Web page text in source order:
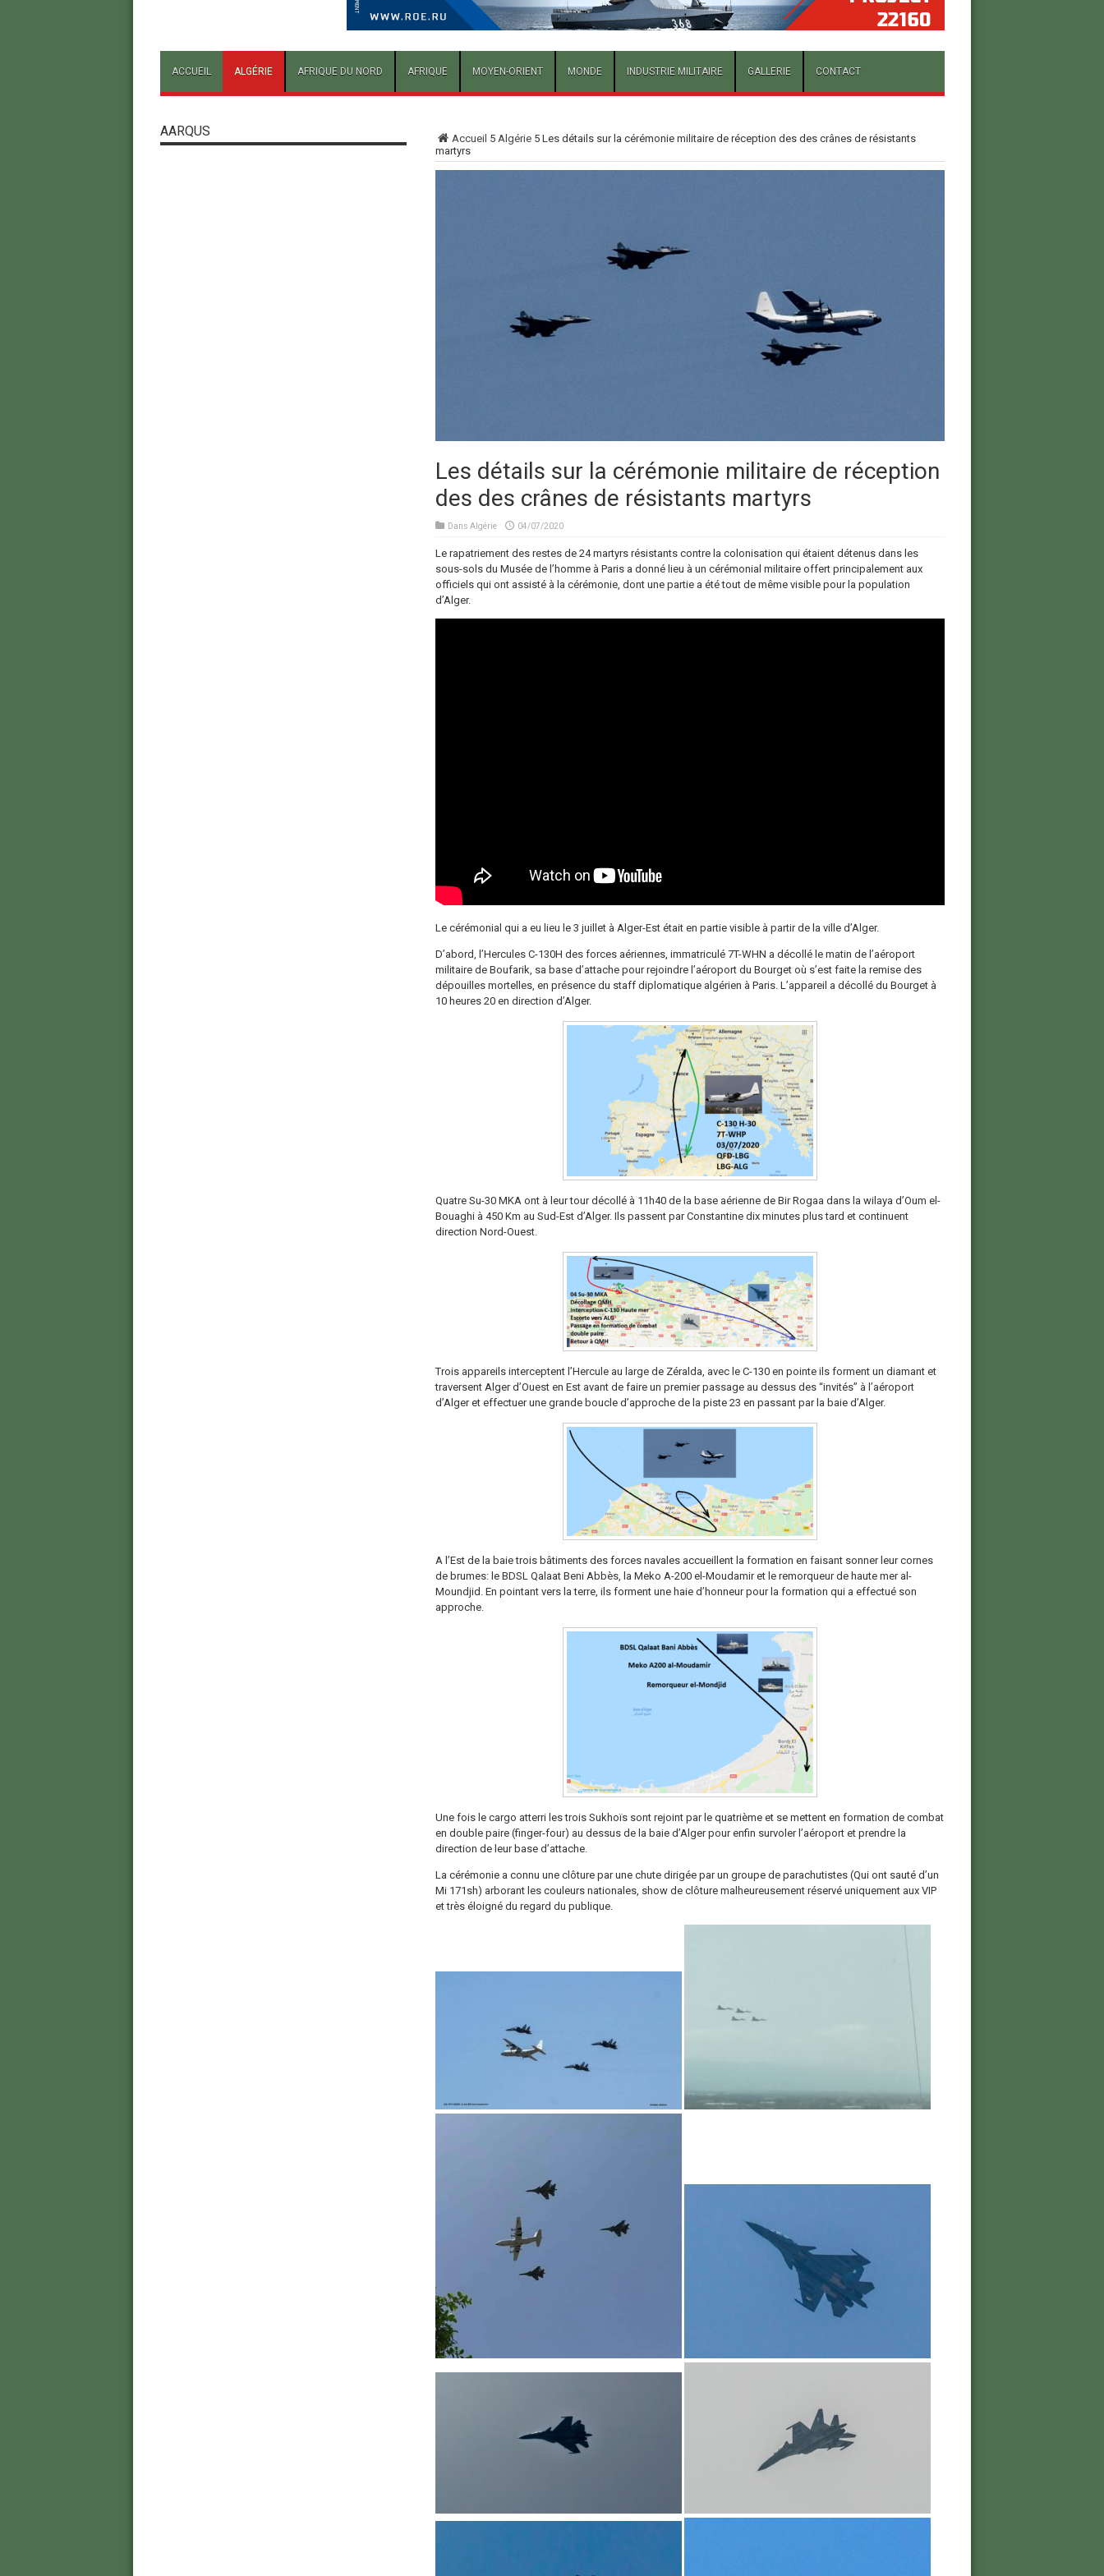
ACCUEIL ALGÉRIE AFRIQUE DU NORD AFRIQUE MOYEN-ORIENT MONDE INDUSTRIE MILITAIRE GALLERIE CONTACT
Accueil 5 Algérie5 Les détails sur la cérémonie militaire de réception des des crânes de résistants
martyrs
Les détails sur la cérémonie militaire de réception
des des crânes de résistants martyrs
Dans Algérie 04/07/2020
Le rapatriement des restes de 24 martyrs résistants contre la colonisation qui étaient détenus dans les
sous-sols du Musée de l’homme à Paris a donné lieu à un cérémonial militaire offert principalement aux
officiels qui ont assisté à la cérémonie, dont une partie a été tout de même visible pour la population
d’Alger.
Le cérémonial qui a eu lieu le 3 juillet à Alger-Est était en partie visible à partir de la ville d’Alger.
D’abord, l’Hercules C-130H des forces aériennes, immatriculé 7T-WHN a décollé le matin de l’aéroport
militaire de Boufarik, sa base d’attache pour rejoindre l’aéroport du Bourget où s’est faite la remise des
dépouilles mortelles, en présence du staff diplomatique algérien à Paris. L’appareil a décollé du Bourget à
10 heures 20 en direction d’Alger.
Quatre Su-30 MKA ont à leur tour décollé à 11h40 de la base aérienne de Bir Rogaa dans la wilaya d’Oum el-
Bouaghi à 450 Km au Sud-Est d’Alger. Ils passent par Constantine dix minutes plus tard et continuent
direction Nord-Ouest.
Trois appareils interceptent l’Hercule au large de Zéralda, avec le C-130 en pointe ils forment un diamant et
traversent Alger d’Ouest en Est avant de faire un premier passage au dessus des “invités” à l’aéroport
d’Alger et effectuer une grande boucle d’approche de la piste 23 en passant par la baie d’Alger.
A l’Est de la baie trois bâtiments des forces navales accueillent la formation en faisant sonner leur cornes
de brumes: le BDSL Qalaat Beni Abbès, la Meko A-200 el-Moudamir et le remorqueur de haute mer al-
Moundjid. En pointant vers la terre, ils forment une haie d’honneur pour la formation qui a effectué son
approche.
Une fois le cargo atterri les trois Sukhoïs sont rejoint par le quatrième et se mettent en formation de combat
en double paire (finger-four) au dessus de la baie d’Alger pour enfin survoler l’aéroport et prendre la
direction de leur base d’attache.
La cérémonie a connu une clôture par une chute dirigée par un groupe de parachutistes (Qui ont sauté d’un
Mi 171sh) arborant les couleurs nationales, show de clôture malheureusement réservé uniquement aux VIP
et très éloigné du regard du publique.
AARQUS